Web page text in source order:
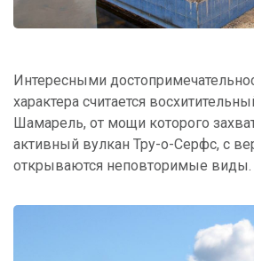
Интересными
характера считается
Шамарель, от мощи которого
активный вулкан Тру-о-Серфс, с
открываются неповторимые виды.